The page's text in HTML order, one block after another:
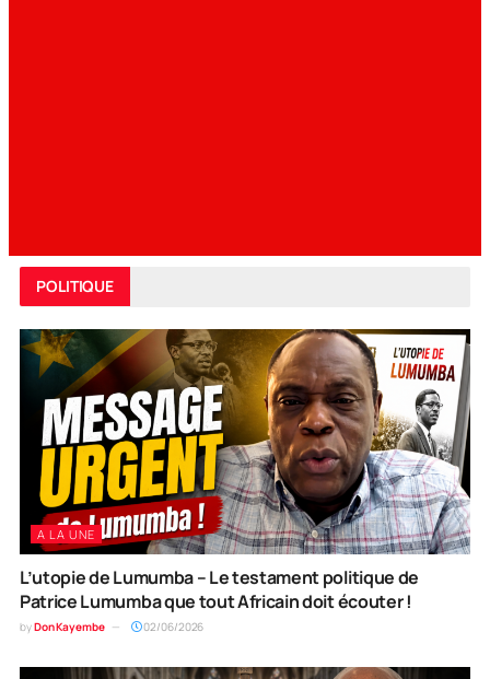
POLITIQUE
A LA UNE
L’utopie de Lumumba – Le testament politique de
Patrice Lumumba que tout Africain doit écouter !
byDon Kayembe 02/06/2026